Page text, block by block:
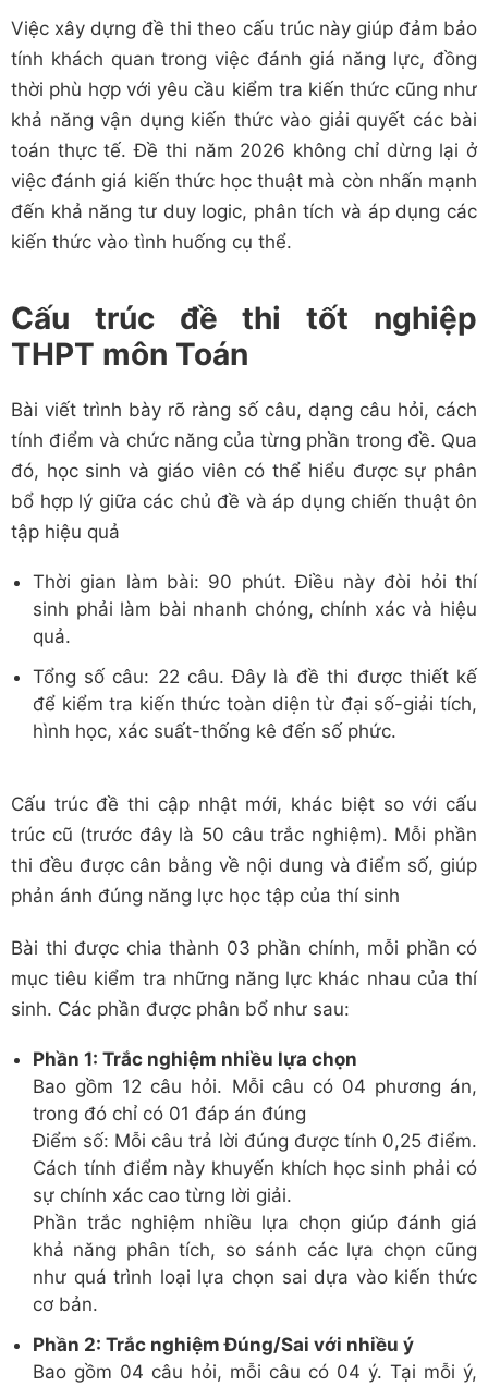
Việc xây dựng đề thi theo cấu trúc này giúp đảm bảo
tính khách quan trong việc đánh giá năng lực, đồng
thời phù hợp với yêu cầu kiểm tra kiến thức cũng như
khả năng vận dụng kiến thức vào giải quyết các bài
toán thực tế. Đề thi năm 2026 không chỉ dừng lại ở
việc đánh giá kiến thức học thuật mà còn nhấn mạnh
đến khả năng tư duy logic, phân tích và áp dụng các
kiến thức vào tình huống cụ thể.
Cấu trúc đề thi tốt nghiệp
THPT môn Toán
Bài viết trình bày rõ ràng số câu, dạng câu hỏi, cách
tính điểm và chức năng của từng phần trong đề. Qua
đó, học sinh và giáo viên có thể hiểu được sự phân
bổ hợp lý giữa các chủ đề và áp dụng chiến thuật ôn
tập hiệu quả
Thời gian làm bài: 90 phút. Điều này đòi hỏi thí
sinh phải làm bài nhanh chóng, chính xác và hiệu
quả.
Tổng số câu: 22 câu. Đây là đề thi được thiết kế
để kiểm tra kiến thức toàn diện từ đại số-giải tích,
hình học, xác suất-thống kê đến số phức.
Cấu trúc đề thi cập nhật mới, khác biệt so với cấu
trúc cũ (trước đây là 50 câu trắc nghiệm). Mỗi phần
thi đều được cân bằng về nội dung và điểm số, giúp
phản ánh đúng năng lực học tập của thí sinh
Bài thi được chia thành 03 phần chính, mỗi phần có
mục tiêu kiểm tra những năng lực khác nhau của thí
sinh. Các phần được phân bổ như sau:
Phần 1: Trắc nghiệm nhiều lựa chọn
Bao gồm 12 câu hỏi. Mỗi câu có 04 phương án,
trong đó chỉ có 01 đáp án đúng
Điểm số: Mỗi câu trả lời đúng được tính 0,25 điểm.
Cách tính điểm này khuyến khích học sinh phải có
sự chính xác cao từng lời giải.
Phần trắc nghiệm nhiều lựa chọn giúp đánh giá
khả năng phân tích, so sánh các lựa chọn cũng
như quá trình loại lựa chọn sai dựa vào kiến thức
cơ bản.
Phần 2: Trắc nghiệm Đúng/Sai với nhiều ý
Bao gồm 04 câu hỏi, mỗi câu có 04 ý. Tại mỗi ý,